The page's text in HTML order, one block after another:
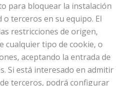
para bloquear la instalación
o terceros en su equipo. El
restricciones de origen,
cualquier tipo de cookie, o
aceptando la entrada de
Si está interesado en admitir
terceros, podrá configurar